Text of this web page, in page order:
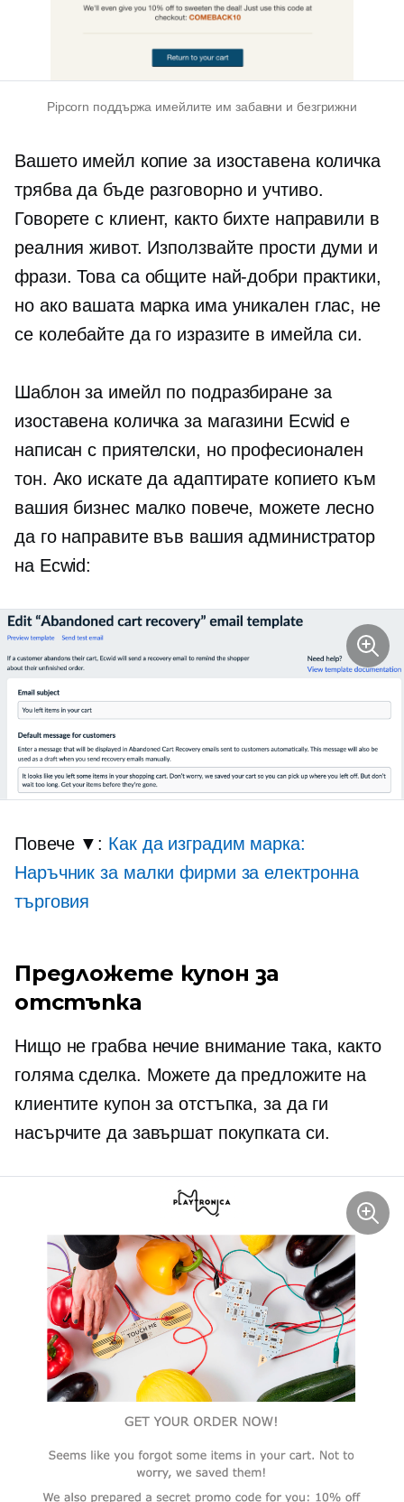
Pipcorn поддържа имейлите им забавни и безгрижни
Вашето имейл копие за изоставена количка
трябва да бъде разговорно и учтиво.
Говорете с клиент, както бихте направили в
реалния живот. Използвайте прости думи и
фрази. Това са общите най-добри практики,
но ако вашата марка има уникален глас, не
се колебайте да го изразите в имейла си.
Шаблон за имейл по подразбиране за
изоставена количка за магазини Ecwid е
написан с приятелски, но професионален
тон. Ако искате да адаптирате копието към
вашия бизнес малко повече, можете лесно
да го направите във вашия администратор
на Ecwid:
Повече ▼: Как да изградим марка:
Наръчник за малки фирми за електронна
търговия
Предложете купон за
отстъпка
Нищо не грабва нечие внимание така, както
голяма сделка. Можете да предложите на
клиентите купон за отстъпка, за да ги
насърчите да завършат покупката си.